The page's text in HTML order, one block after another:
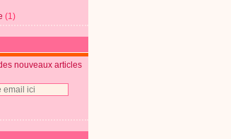
(1)
nouveaux articles